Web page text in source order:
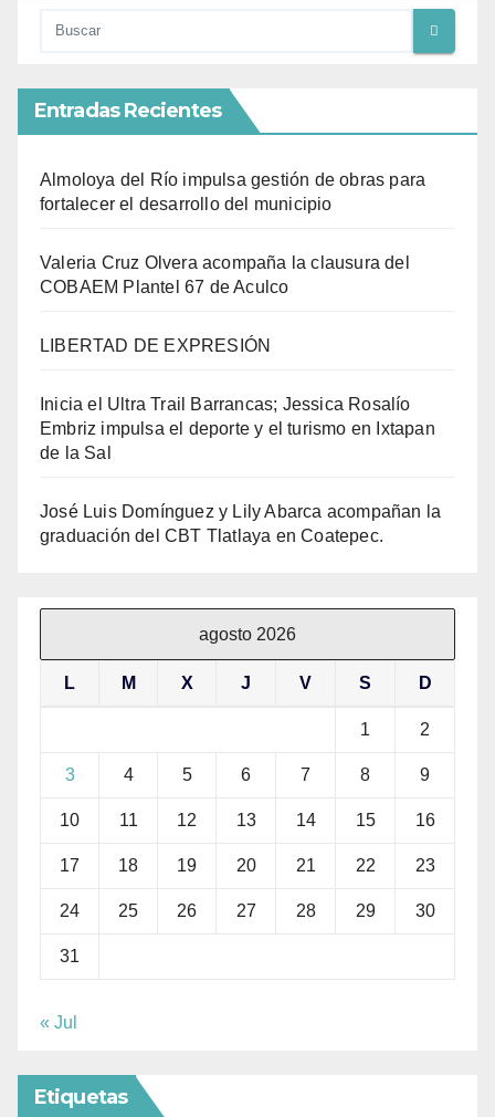
Entradas Recientes
Almoloya del Río impulsa gestión de obras para
fortalecer el desarrollo del municipio
Valeria Cruz Olvera acompaña la clausura del
COBAEM Plantel 67 de Aculco
LIBERTAD DE EXPRESIÓN
Inicia el Ultra Trail Barrancas; Jessica Rosalío
Embriz impulsa el deporte y el turismo en Ixtapan
de la Sal
José Luis Domínguez y Lily Abarca acompañan la
graduación del CBT Tlatlaya en Coatepec.
agosto 2026
L M X J V S D
1 2
3 4 5 6 7 8 9
10 11 12 13 14 15 16
17 18 19 20 21 22 23
24 25 26 27 28 29 30
31
« Jul
Etiquetas